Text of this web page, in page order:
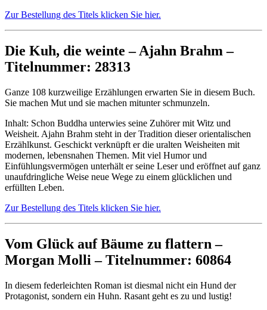
Zur Bestellung des Titels klicken Sie hier.
Die Kuh, die weinte – Ajahn Brahm –
Titelnummer: 28313
Ganze 108 kurzweilige Erzählungen erwarten Sie in diesem Buch.
Sie machen Mut und sie machen mitunter schmunzeln.
Inhalt: Schon Buddha unterwies seine Zuhörer mit Witz und
Weisheit. Ajahn Brahm steht in der Tradition dieser orientalischen
Erzählkunst. Geschickt verknüpft er die uralten Weisheiten mit
modernen, lebensnahen Themen. Mit viel Humor und
Einfühlungsvermögen unterhält er seine Leser und eröffnet auf ganz
unaufdringliche Weise neue Wege zu einem glücklichen und
erfüllten Leben.
Zur Bestellung des Titels klicken Sie hier.
Vom Glück auf Bäume zu flattern –
Morgan Molli – Titelnummer: 60864
In diesem federleichten Roman ist diesmal nicht ein Hund der
Protagonist, sondern ein Huhn. Rasant geht es zu und lustig!